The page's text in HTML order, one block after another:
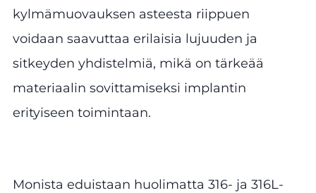
kylmämuovauksen asteesta riippuen
voidaan saavuttaa erilaisia lujuuden ja
sitkeyden yhdistelmiä, mikä on tärkeää
materiaalin sovittamiseksi implantin
erityiseen toimintaan.
Monista eduistaan huolimatta 316- ja 316L-